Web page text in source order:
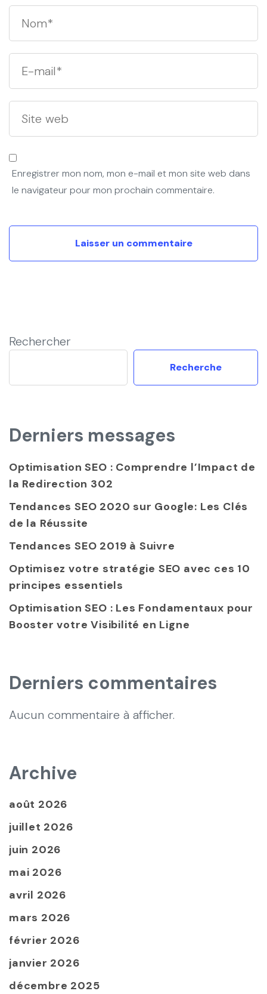
Enregistrer mon nom, mon e-mail et mon site web dans
le navigateur pour mon prochain commentaire.
Rechercher
Recherche
Derniers messages
Optimisation SEO : Comprendre l’Impact de
la Redirection 302
Tendances SEO 2020 sur Google: Les Clés
de la Réussite
Tendances SEO 2019 à Suivre
Optimisez votre stratégie SEO avec ces 10
principes essentiels
Optimisation SEO : Les Fondamentaux pour
Booster votre Visibilité en Ligne
Derniers commentaires
Aucun commentaire à afficher.
Archive
août 2026
juillet 2026
juin 2026
mai 2026
avril 2026
mars 2026
février 2026
janvier 2026
décembre 2025